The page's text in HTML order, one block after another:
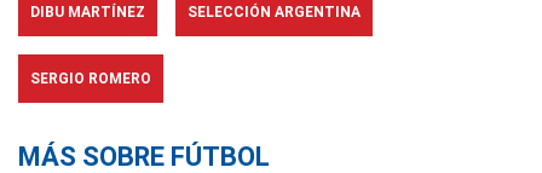
DIBU MARTÍNEZ SELECCIÓN ARGENTINA
SERGIO ROMERO
MÁS SOBRE FÚTBOL